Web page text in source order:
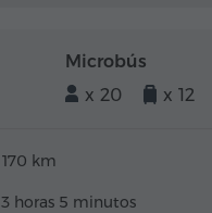
Microbús
x 20
x 12
170 km
3 horas 5 minutos